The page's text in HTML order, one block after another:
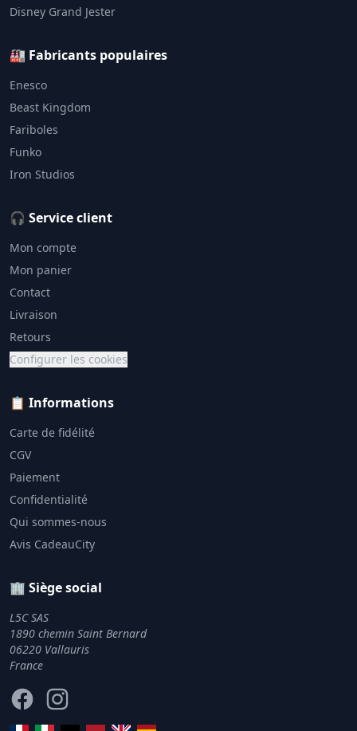
Disney Grand Jester
🏭 Fabricants populaires
Enesco
Beast Kingdom
Fariboles
Funko
Iron Studios
🎧 Service client
Mon compte
Mon panier
Contact
Livraison
Retours
Configurer les cookies
📋 Informations
Carte de fidélité
CGV
Paiement
Confidentialité
Qui sommes-nous
Avis CadeauCity
🏢 Siège social
L5C SAS
1890 chemin Saint Bernard
06220 Vallauris
France
FacebookInstagram